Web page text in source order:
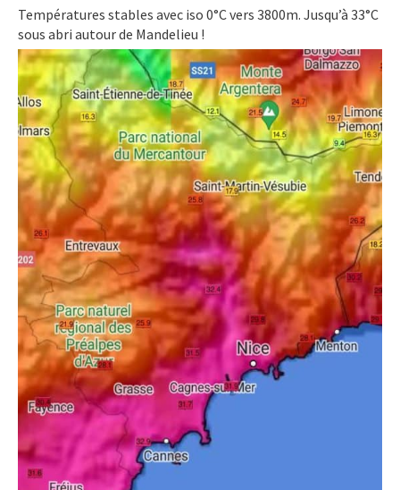
Températures stables avec iso 0°C vers 3800m. Jusqu’à 33°C
sous abri autour de Mandelieu !